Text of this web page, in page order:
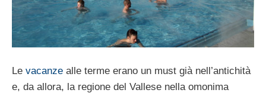
Le vacanze alle terme erano un must già nell’antichità
e, da allora, la regione del Vallese nella omonima